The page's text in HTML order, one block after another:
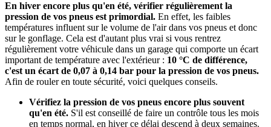
En hiver encore plus qu'en été, vérifier régulièrement la
pression de vos pneus est primordial. En effet, les faibles
températures influent sur le volume de l'air dans vos pneus et donc
sur le gonflage. Cela est d'autant plus vrai si vous rentrez
régulièrement votre véhicule dans un garage qui comporte un écart
important de température avec l'extérieur : 10 °C de différence,
c'est un écart de 0,07 à 0,14 bar pour la pression de vos pneus.
Afin de rouler en toute sécurité, voici quelques conseils.
Vérifiez la pression de vos pneus encore plus souvent
qu'en été. S'il est conseillé de faire un contrôle tous les mois
en temps normal, en hiver ce délai descend à deux semaines.